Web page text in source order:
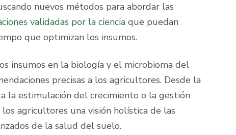
nuevos métodos para abordar las
validadas por la cienciaque puedan
que optimizan los insumos.
insumos en la biología y el microbioma del
precisas a los agricultores. Desde la
la estimulación del crecimiento o la gestión
agricultores una visión holística de las
de la salud del suelo.